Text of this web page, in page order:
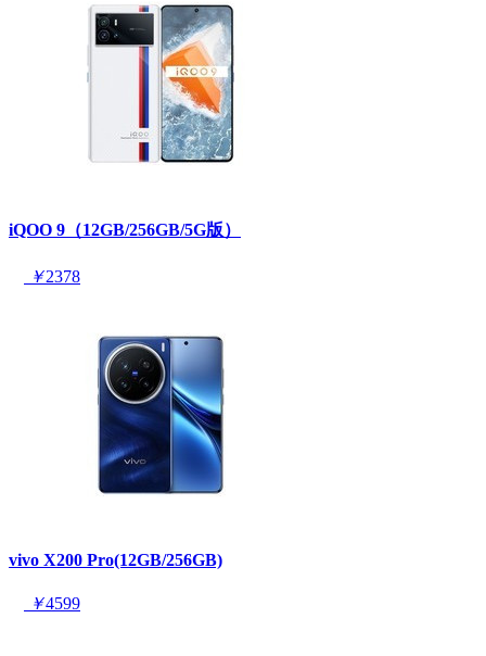
iQOO 9（12GB/256GB/5G版）
￥2378
vivo X200 Pro(12GB/256GB)
￥4599